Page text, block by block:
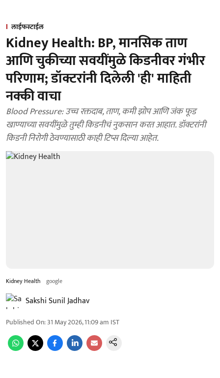
लाईफस्टाईल
Kidney Health: BP, मानसिक ताण
आणि चुकीच्या सवयींमुळे किडनीवर गंभीर
परिणाम; डॉक्टरांनी दिलेली 'ही' माहिती
नक्की वाचा
Blood Pressure: उच्च रक्तदाब, ताण, कमी झोप आणि जंक फूड
खाण्याच्या सवयींमुळे तुम्ही किडनीचं नुकसान करत आहात. डॉक्टरांनी
किडनी निरोगी ठेवण्यासाठी काही टिप्स दिल्या आहेत.
Kidney Health google
Sakshi Sunil Jadhav
Published On:31 May 2026, 11:09 am IST